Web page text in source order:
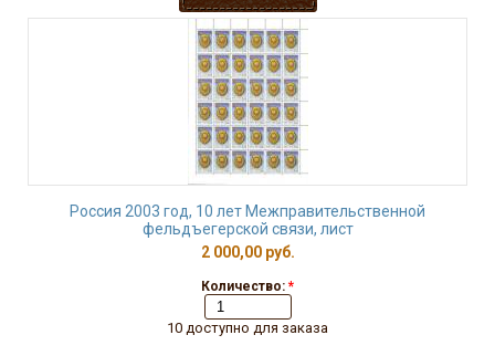
Россия 2003 год, 10 лет Межправительственной
фельдъегерской связи, лист
2 000,00 руб.
Количество: *
10 доступно для заказа